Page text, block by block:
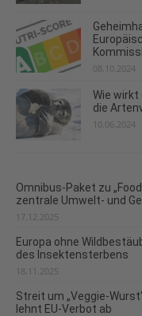
08.10.2024
Wie
die
10.06.2024
Omnibus-Paket zu
zentrale Umwelt- und
17.12.2025
Europa ohne
des Insektensterbens
18.11.2025
Streit um „Veggie-
lehnt EU-Verbot ab